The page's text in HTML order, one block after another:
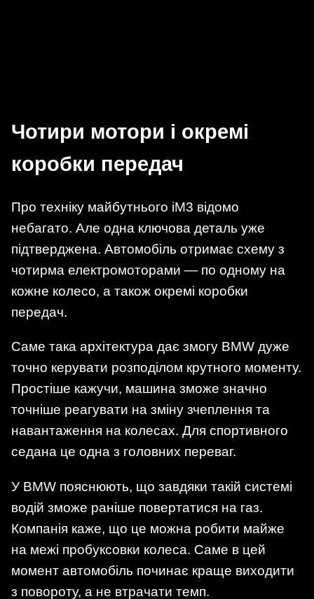
Чотири мотори і окремі
коробки передач
Про техніку майбутнього iM3 відомо
небагато. Але одна ключова деталь уже
підтверджена. Автомобіль отримає схему з
чотирма електромоторами — по одному на
кожне колесо, а також окремі коробки
передач.
Саме така архітектура дає змогу BMW дуже
точно керувати розподілом крутного моменту.
Простіше кажучи, машина зможе значно
точніше реагувати на зміну зчеплення та
навантаження на колесах. Для спортивного
седана це одна з головних переваг.
У BMW пояснюють, що завдяки такій системі
водій зможе раніше повертатися на газ.
Компанія каже, що це можна робити майже
на межі пробуксовки колеса. Саме в цей
момент автомобіль починає краще виходити
з повороту, а не втрачати темп.